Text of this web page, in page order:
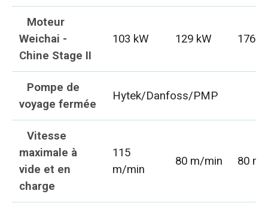
Moteur
Weichai -
Chine Stage II
103 kW 129 kW 176
Pompe de
voyage fermée
Hytek/Danfoss/PMP
Vitesse
maximale à
vide et en
charge
115
m/min
80 m/min 80